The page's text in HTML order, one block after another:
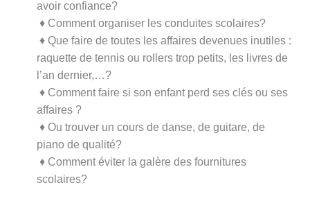
avoir confiance?
♦ Comment organiser les conduites scolaires?
♦ Que faire de toutes les affaires devenues inutiles :
raquette de tennis ou rollers trop petits, les livres de
l’an dernier,…?
♦ Comment faire si son enfant perd ses clés ou ses
affaires ?
♦ Ou trouver un cours de danse, de guitare, de
piano de qualité?
♦ Comment éviter la galère des fournitures
scolaires?